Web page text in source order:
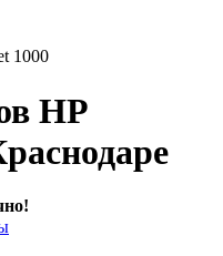
1000
HP